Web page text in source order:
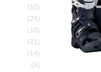
10
24
10
21
14
5